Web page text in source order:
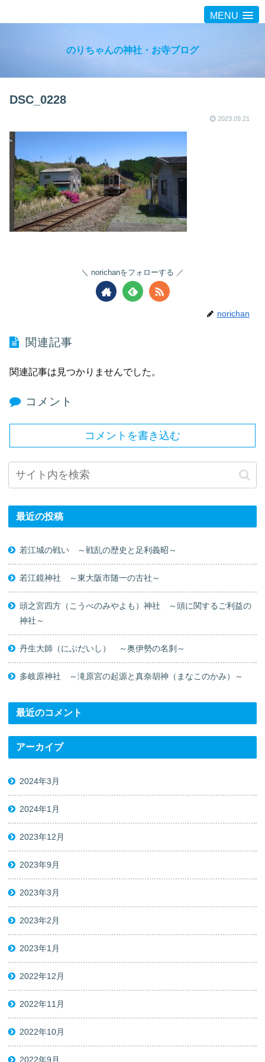
MENU
のりちゃんの神社・お寺ブログ
DSC_0228
2023.09.21
norichanをフォローする
norichan
関連記事
関連記事は見つかりませんでした。
コメント
コメントを書き込む
最近の投稿
若江城の戦い ～戦乱の歴史と足利義昭～
若江鏡神社 ～東大阪市随一の古社～
頭之宮四方（こうべのみやよも）神社 ～頭に関するご利益の
神社～
丹生大師（にぶだいし） ～奥伊勢の名刹～
多岐原神社 ～滝原宮の起源と真奈胡神（まなこのかみ）～
最近のコメント
アーカイブ
2024年3月
2024年1月
2023年12月
2023年9月
2023年3月
2023年2月
2023年1月
2022年12月
2022年11月
2022年10月
2022年9月